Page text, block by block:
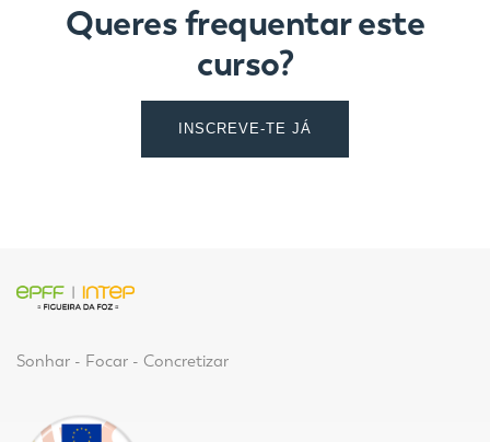
Queres frequentar este
curso?
INSCREVE-TE JÁ
Sonhar - Focar - Concretizar